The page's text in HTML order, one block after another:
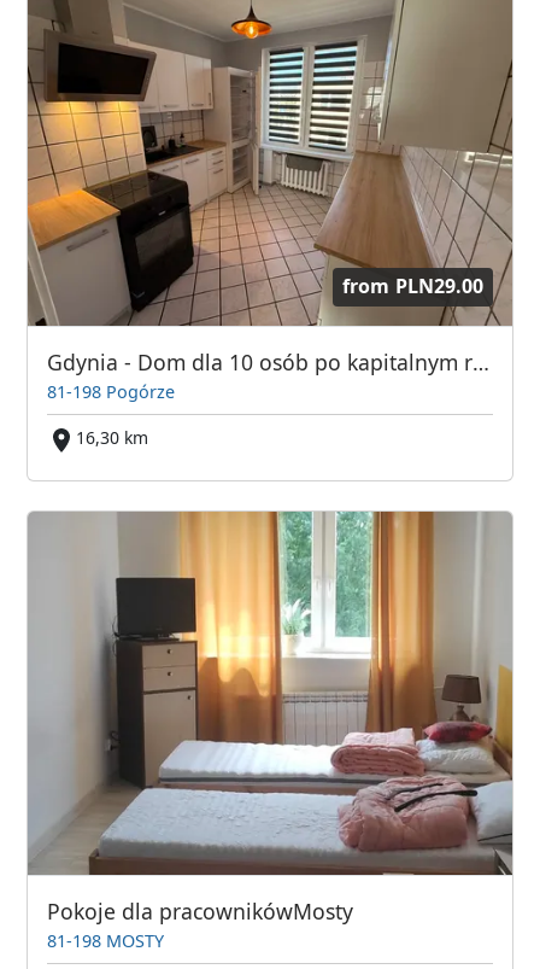
from PLN29.00
Gdynia - Dom dla 10 osób po kapitalnym remoncie
81-198 Pogórze
16,30 km
Pokoje dla pracownikówMosty
81-198 MOSTY